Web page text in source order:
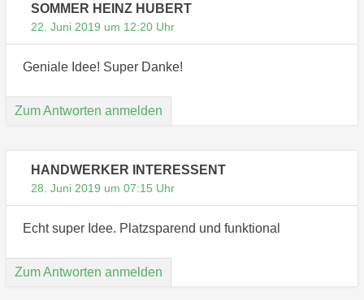
SOMMER HEINZ HUBERT
22. Juni 2019 um 12:20 Uhr
Geniale Idee! Super Danke!
Zum Antworten anmelden
HANDWERKER INTERESSENT
28. Juni 2019 um 07:15 Uhr
Echt super Idee. Platzsparend und funktional
Zum Antworten anmelden